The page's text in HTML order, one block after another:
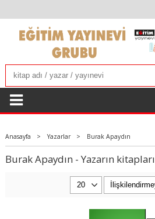
Anasayfa > Yazarlar > Burak Apaydın
Burak Apaydın - Yazarın kitapları